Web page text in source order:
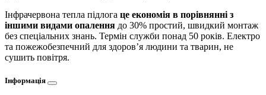
Інфрачервона тепла підлога це економія в порівнянні з
іншими видами опалення до 30% простий, швидкий монтаж
без спеціальних знань. Термін служби понад 50 років. Електро
та пожежобезпечний для здоров’я людини та тварин, не
сушить повітря.
Інформація